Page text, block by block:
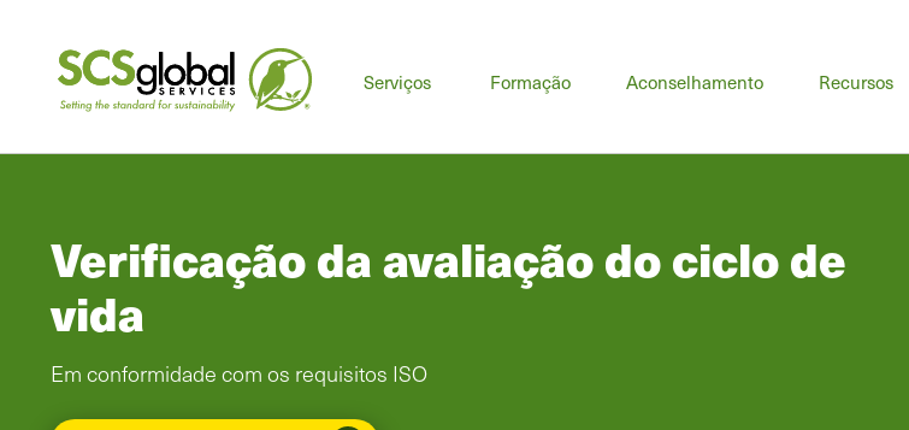
Serviços
Menu
Formação Aconselhamento Recursos
Verificação da avaliação do ciclo de
vida
Em conformidade com os requisitos ISO